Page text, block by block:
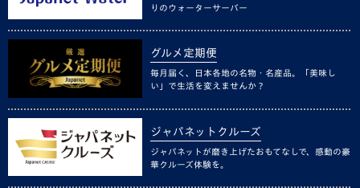
りのウォーターサーバー
グルメ定期便
毎月届く、日本各地の名物・名産品。「美味し
い」で生活を変えませんか？
ジャパネットクルーズ
ジャパネットが磨き上げたおもてなしで、感動の豪
華クルーズ体験を。